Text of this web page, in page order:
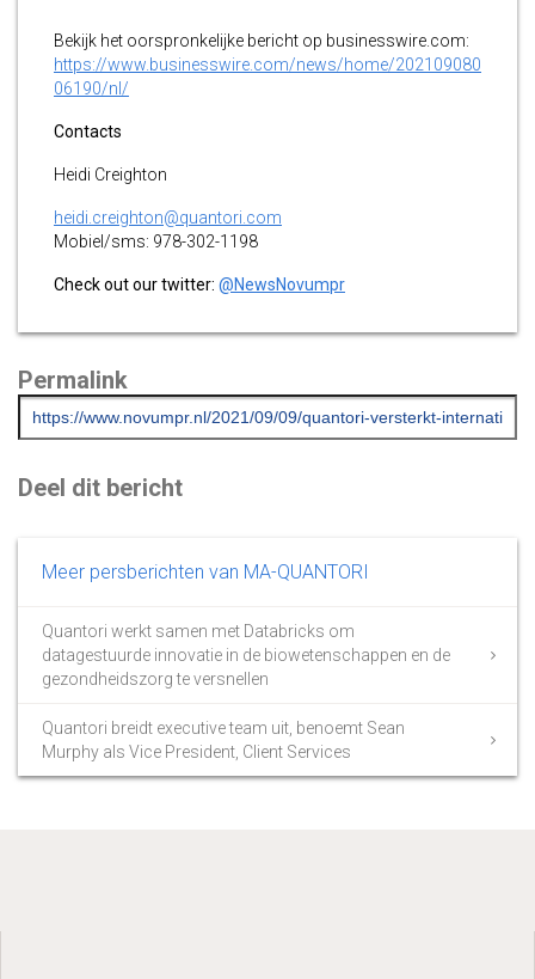
Bekijk het oorspronkelijke bericht op businesswire.com:
https://www.businesswire.com/news/home/202109080
06190/nl/
Contacts
Heidi Creighton
heidi.creighton@quantori.com
Mobiel/sms: 978-302-1198
Check out our twitter: @NewsNovumpr
Permalink
Deel dit bericht
Meer persberichten van MA-QUANTORI
Quantori werkt samen met Databricks om
datagestuurde innovatie in de biowetenschappen en de
gezondheidszorg te versnellen
Quantori breidt executive team uit, benoemt Sean
Murphy als Vice President, Client Services